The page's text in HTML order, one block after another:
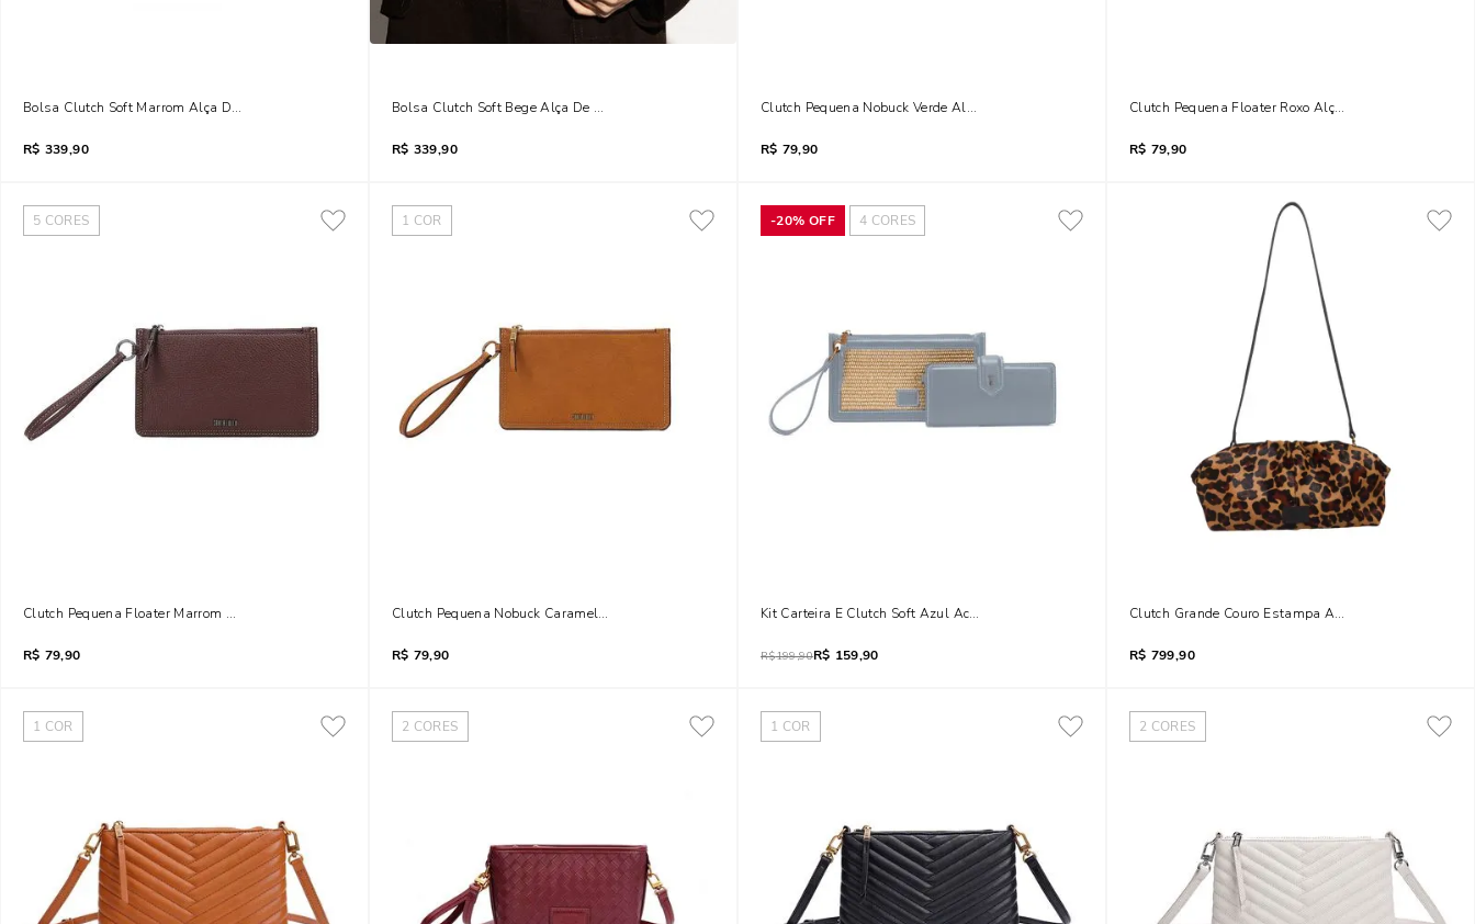
Bolsa Clutch Soft Marrom Alça De Ombro
R$ 339,90
Bolsa Clutch Soft Bege Alça De Ombro
R$ 339,90
Clutch Pequena Nobuck Verde Alça De Mão
R$ 79,90
Clutch Pequena Floater Roxo Alça De Mão
R$ 79,90
5 CORES
Clutch Pequena Floater Marrom Alça De Mão
R$ 79,90
1 COR
Clutch Pequena Nobuck Caramelo Alça De Mão
R$ 79,90
-20% OFF 4 CORES
Kit Carteira E Clutch Soft Azul Acqua
R$199,90R$ 159,90
Clutch Grande Couro Estampa Animal Print Onça
R$ 799,90
1 COR 2 CORES 1 COR 2 CORES